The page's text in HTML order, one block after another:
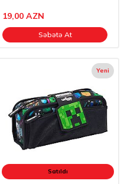
19,00 AZN
Səbətə At
Yeni
Satıldı